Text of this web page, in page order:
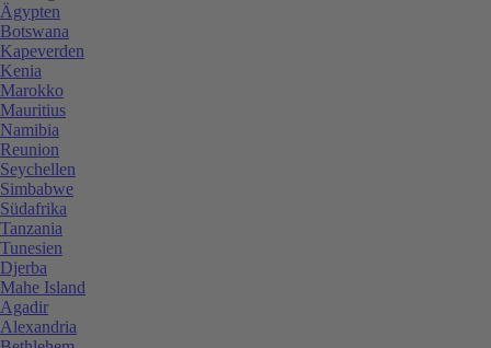
Ägypten
Botswana
Kapeverden
Kenia
Marokko
Mauritius
Namibia
Reunion
Seychellen
Simbabwe
Südafrika
Tanzania
Tunesien
Djerba
Mahe Island
Agadir
Alexandria